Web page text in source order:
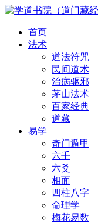
首页
法术
道法符咒
民间道术
治病驱邪
茅山法术
百家经典
道藏
易学
奇门遁甲
六壬
六爻
相面
四柱八字
命理学
梅花易数